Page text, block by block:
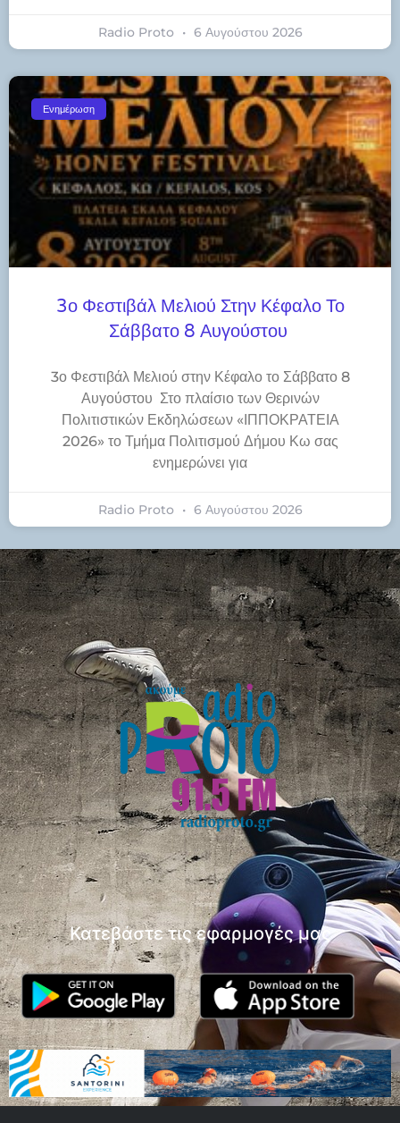
Radio Proto 6 Αυγούστου 2026
Ενημέρωση
3ο Φεστιβάλ Μελιού Στην Κέφαλο Το
Σάββατο 8 Αυγούστου
3ο Φεστιβάλ Μελιού στην Κέφαλο το Σάββατο 8
Αυγούστου Στο πλαίσιο των Θερινών
Πολιτιστικών Εκδηλώσεων «ΙΠΠΟΚΡΑΤΕΙΑ
2026» το Τμήμα Πολιτισμού Δήμου Κω σας
ενημερώνει για
Radio Proto 6 Αυγούστου 2026
Κατεβάστε τις εφαρμογές μας